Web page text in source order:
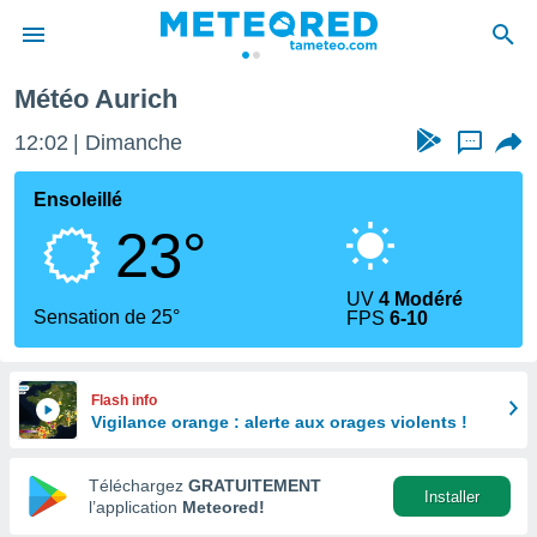
de
Météo Aurich
12:02 Dimanche ...
Ensoleillé
23°
Sensation de 25°
UV4 Modéré
FPS6-10
Flash info
Vigilance orange : alerte aux orages violents !
Téléchargez GRATUITEMENT
l’application Meteored!
Installer